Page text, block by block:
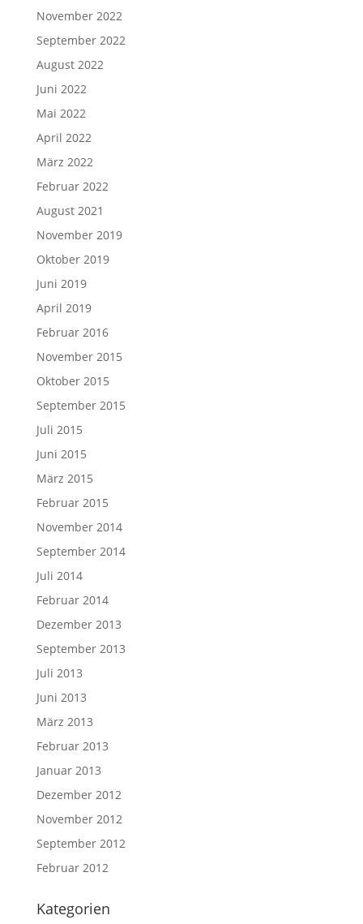
November 2022
September 2022
August 2022
Juni 2022
Mai 2022
April 2022
März 2022
Februar 2022
August 2021
November 2019
Oktober 2019
Juni 2019
April 2019
Februar 2016
November 2015
Oktober 2015
September 2015
Juli 2015
Juni 2015
März 2015
Februar 2015
November 2014
September 2014
Juli 2014
Februar 2014
Dezember 2013
September 2013
Juli 2013
Juni 2013
März 2013
Februar 2013
Januar 2013
Dezember 2012
November 2012
September 2012
Februar 2012
Kategorien